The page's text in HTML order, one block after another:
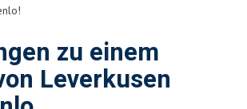
zu einem
Leverkusen